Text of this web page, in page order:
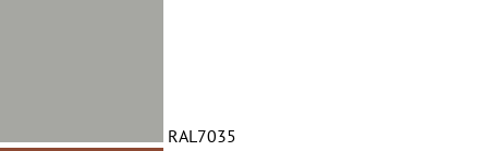
RAL7035